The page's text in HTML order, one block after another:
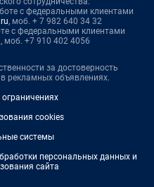
с федеральными клиентами
, моб. + 7 982 640 34 32
с федеральными клиентами
, моб. +7 910 402 4056
за достоверность
рекламных объявлениях.
cookies
системы
персональных данных и
сайта